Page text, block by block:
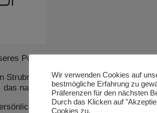
Podcasts „Innovationswelten“!
Strubreiter und Michael Prohaska, den
nachhaltige Pflegeprodukte für
Moment: Karins Tochter Lena
Wir verwenden Cookies auf
bestmögliche Erfahrung zu
Präferenzen für den nächsten
Durch das Klicken auf
Cookies zu.